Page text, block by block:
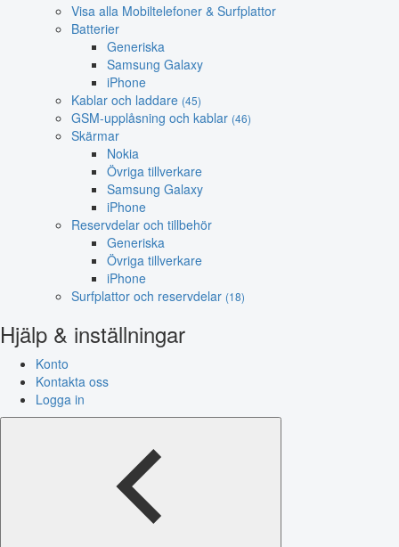
Visa alla Mobiltelefoner & Surfplattor
Batterier
Generiska
Samsung Galaxy
iPhone
Kablar och laddare (45)
GSM-upplåsning och kablar (46)
Skärmar
Nokia
Övriga tillverkare
Samsung Galaxy
iPhone
Reservdelar och tillbehör
Generiska
Övriga tillverkare
iPhone
Surfplattor och reservdelar (18)
Hjälp & inställningar
Konto
Kontakta oss
Logga in